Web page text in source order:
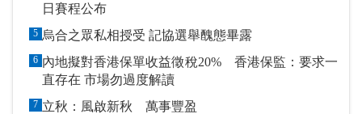
日賽程公布
5 烏合之眾私相授受 記協選舉醜態畢露
6 內地擬對香港保單收益徵稅20% 香港保監：要求一
直存在 市場勿過度解讀
7 立秋：風啟新秋 萬事豐盈